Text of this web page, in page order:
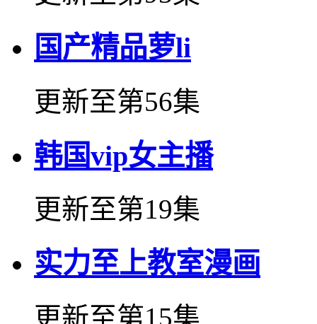
国产精品萝li
更新至第56集
韩国vip女主播
更新至第19集
实力至上教室漫画
更新至第15集